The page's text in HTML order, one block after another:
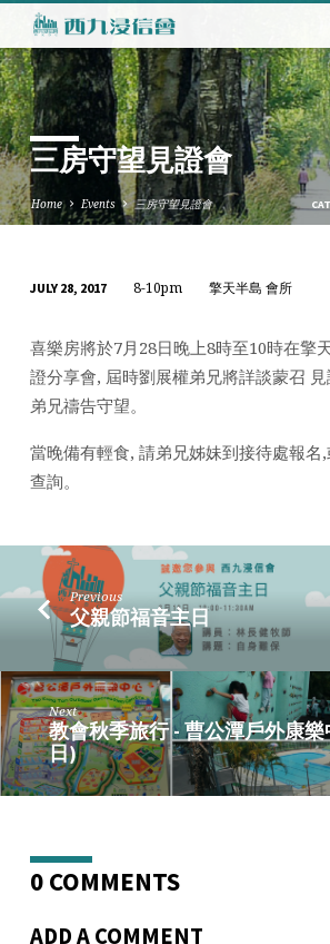
三房守望見證會
Home Events 三房守望見證會
房
守
望
見
證
會
JULY 28, 2017 8-10pm 擎天半島 會所
喜樂房將於7月28日晚上8時至10時在擎
證分享會, 屆時劉展權弟兄將詳談蒙召
弟兄禱告守望。
當晚備有輕食, 請弟兄姊妹到接待處報名
查詢。
Previous
父親節福音主日
Next
教會秋季旅行 - 曹公潭戶外康樂
日)
0 COMMENTS
ADD A COMMENT